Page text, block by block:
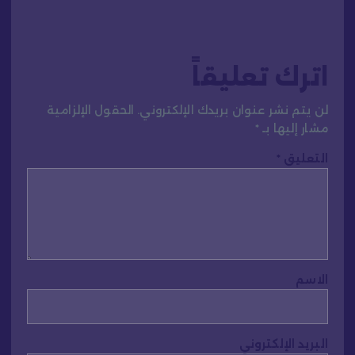
لن يتم نشر عنوان بريدك الإلكتروني.
الحقول الإلزامية
مشار إليها بـ *